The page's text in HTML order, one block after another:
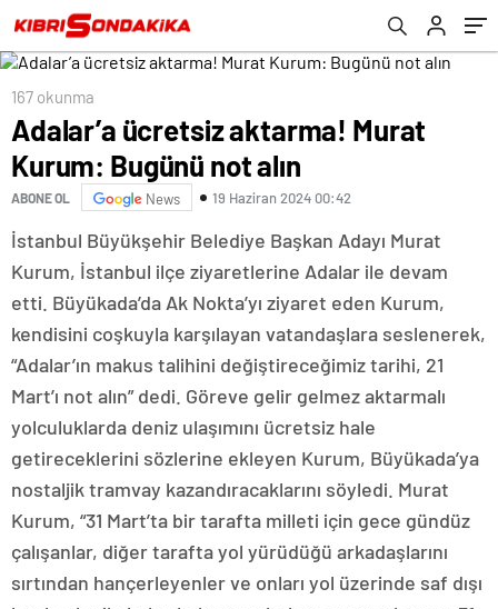
167 okunma
Adalar’a ücretsiz aktarma! Murat
Kurum: Bugünü not alın
ABONE OL News 19 Haziran 2024 00:42
İstanbul Büyükşehir Belediye Başkan Adayı Murat
Kurum, İstanbul ilçe ziyaretlerine Adalar ile devam
etti. Büyükada’da Ak Nokta’yı ziyaret eden Kurum,
kendisini coşkuyla karşılayan vatandaşlara seslenerek,
“Adalar’ın makus talihini değiştireceğimiz tarihi, 21
Mart’ı not alın” dedi. Göreve gelir gelmez aktarmalı
yolculuklarda deniz ulaşımını ücretsiz hale
getireceklerini sözlerine ekleyen Kurum, Büyükada’ya
nostaljik tramvay kazandıracaklarını söyledi. Murat
Kurum, “31 Mart’ta bir tarafta milleti için gece gündüz
çalışanlar, diğer tarafta yol yürüdüğü arkadaşlarını
sırtından hançerleyenler ve onları yol üzerinde saf dışı